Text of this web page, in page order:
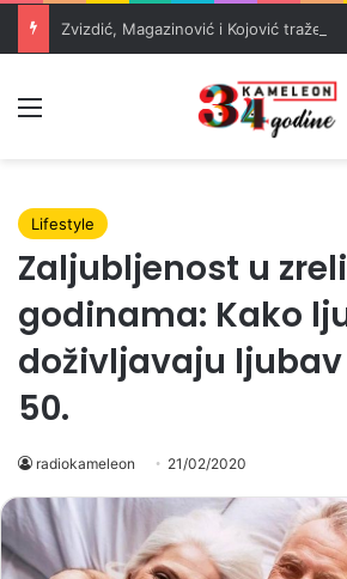
Lifestyle
Zaljubljenost u
godinama: Kako
doživljavaju
50.
radiokameleon 21/02/2020